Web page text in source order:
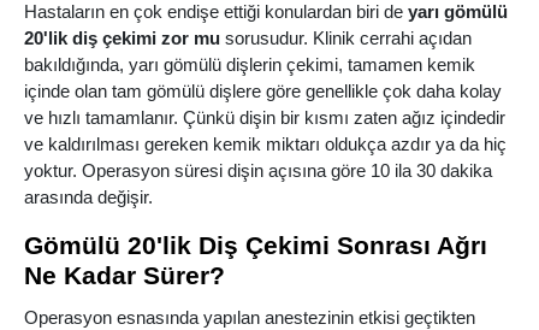
Hastaların en çok endişe ettiği konulardan biri de yarı gömülü
20'lik diş çekimi zor mu sorusudur. Klinik cerrahi açıdan
bakıldığında, yarı gömülü dişlerin çekimi, tamamen kemik
içinde olan tam gömülü dişlere göre genellikle çok daha kolay
ve hızlı tamamlanır. Çünkü dişin bir kısmı zaten ağız içindedir
ve kaldırılması gereken kemik miktarı oldukça azdır ya da hiç
yoktur. Operasyon süresi dişin açısına göre 10 ila 30 dakika
arasında değişir.
Gömülü 20'lik Diş Çekimi Sonrası Ağrı
Ne Kadar Sürer?
Operasyon esnasında yapılan anestezinin etkisi geçtikten